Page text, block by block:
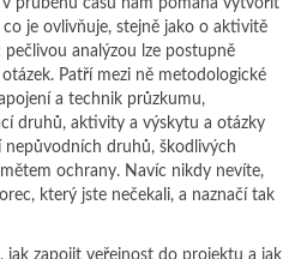
průběhu času nám pomáhá vytvořit
je ovlivňuje, stejně jako o aktivitě
analýzou lze postupně
Patří mezi ně metodologické
a technik průzkumu,
druhů, aktivity a výskytu a otázky
nepůvodních druhů, škodlivých
ochrany. Navíc nikdy nevíte,
který jste nečekali, a naznačí tak
jak zapojit veřejnost do projektu a jak